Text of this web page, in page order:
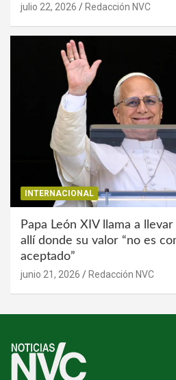
julio 22, 2026 Redacción NVC
INTERNACIONAL
Papa León XIV llama a
allí donde su valor “no es
aceptado”
junio 21, 2026 Redacción NVC